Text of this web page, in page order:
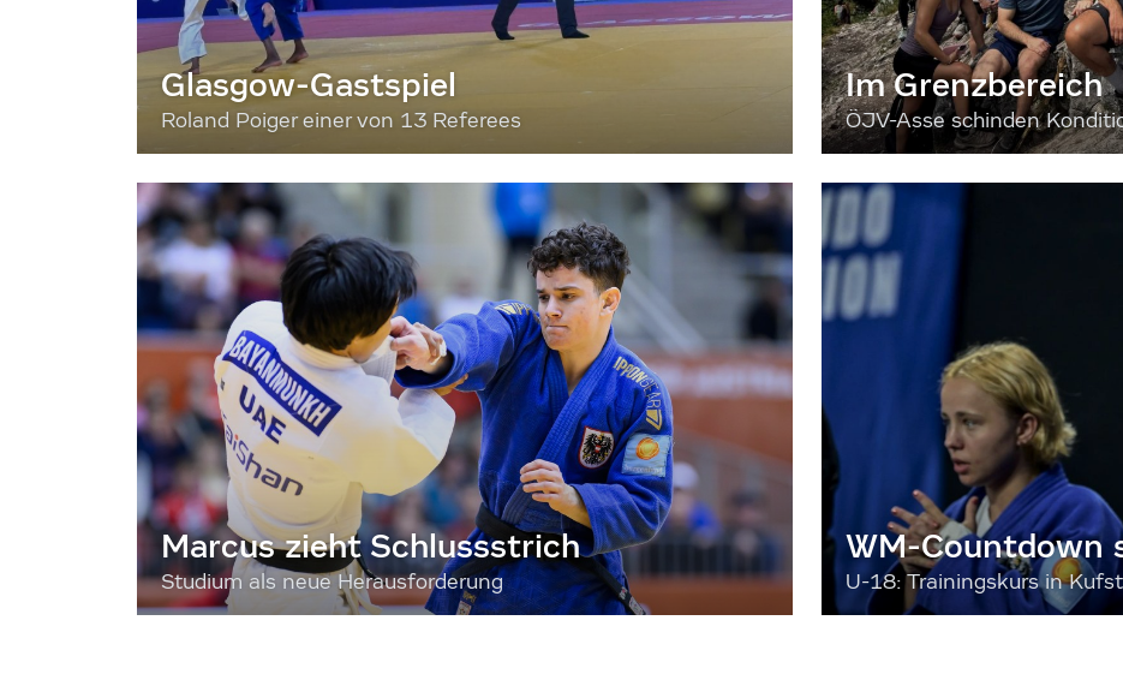
Glasgow-Gastspiel
Roland Poiger einer von 13 Referees
Im Grenzbereich
ÖJV-Asse schinden
Marcus zieht Schlussstrich
Studium als neue Herausforderung
WM-Countdown
U-18: Trainingskurs in